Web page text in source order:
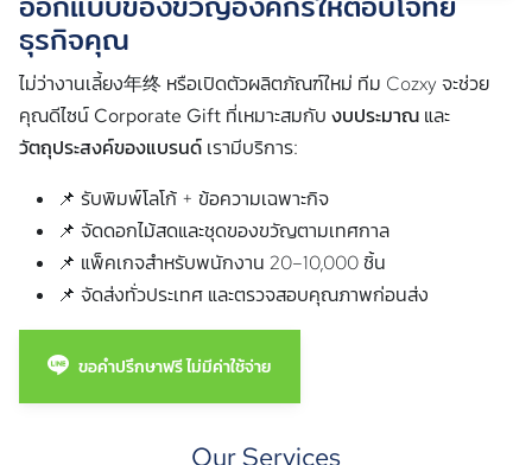
ธุรกิจคุณ
ไม่ว่างานเลี้ยง年终 หรือเปิดตัวผลิตภัณฑ์ใหม่ ทีม Cozxy จะช่วย
คุณดีไซน์ Corporate Gift ที่เหมาะสมกับ งบประมาณ และ
วัตถุประสงค์ของแบรนด์ เรามีบริการ:
📌 รับพิมพ์โลโก้ + ข้อความเฉพาะกิจ
📌 จัดดอกไม้สดและชุดของขวัญตามเทศกาล
📌 แพ็คเกจสำหรับพนักงาน 20–10,000 ชิ้น
📌 จัดส่งทั่วประเทศ และตรวจสอบคุณภาพก่อนส่ง
ขอคำปรึกษาฟรี ไม่มีค่าใช้จ่าย
Our Services